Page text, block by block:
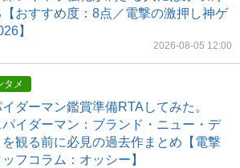
【おすすめ度：8点／電撃の激押し神ゲ
】
2026-08-05 12:00
タメ
イダーマン鑑賞準備RTAしてみた。
パイダーマン：ブランド・ニュー・デ
を観る前に必見の過去作まとめ【電撃
ッフコラム：オッシー】